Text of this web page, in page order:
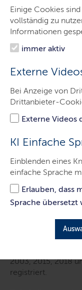
Einige Cookies
vollständig zu
Informationen
immer aktiv
Externe
Bei Anzeige von
Drittanbieter-
Externe Videos
KI Einfache
Einblenden eines
einfache Sprache
Erlauben, dass
Sprache übersetzt
Hitze geht uns
an. Der Deutsche
das Jahresmittel
Deutschland
ist. Die Anzahl der
Jahren von etwa
neun Tage pro
Hitzeperioden
der Häufigkeit als
Tropennächte
höher) mehren
2003, 2015, 2018
registriert.